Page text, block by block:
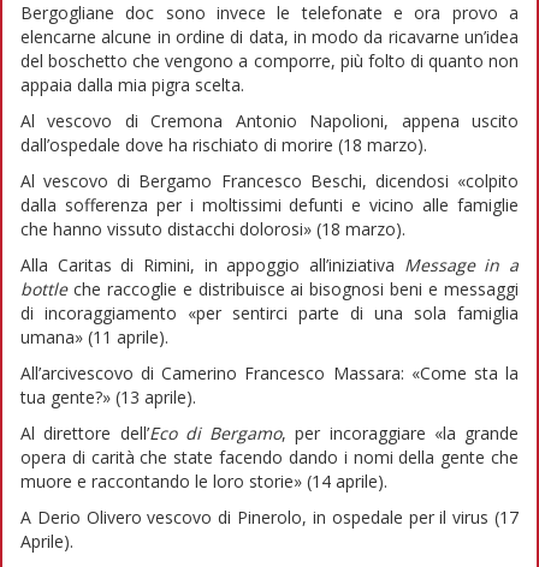
Bergogliane doc sono invece le telefonate e ora provo a
elencarne alcune in ordine di data, in modo da ricavarne un’idea
del boschetto che vengono a comporre, più folto di quanto non
appaia dalla mia pigra scelta.
Al vescovo di Cremona Antonio Napolioni, appena uscito
dall’ospedale dove ha rischiato di morire (18 marzo).
Al vescovo di Bergamo Francesco Beschi, dicendosi «colpito
dalla sofferenza per i moltissimi defunti e vicino alle famiglie
che hanno vissuto distacchi dolorosi» (18 marzo).
Alla Caritas di Rimini, in appoggio all’iniziativa Message in a
bottleche raccoglie e distribuisce ai bisognosi beni e messaggi
di incoraggiamento «per sentirci parte di una sola famiglia
umana» (11 aprile).
All’arcivescovo di Camerino Francesco Massara: «Come sta la
tua gente?» (13 aprile).
Al direttore dell’Eco di Bergamo, per incoraggiare «la grande
opera di carità che state facendo dando i nomi della gente che
muore e raccontando le loro storie» (14 aprile).
A Derio Olivero vescovo di Pinerolo, in ospedale per il virus (17
Aprile).